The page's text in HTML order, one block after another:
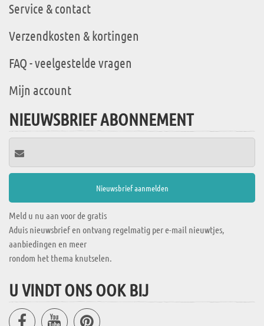
Service & contact
Verzendkosten & kortingen
FAQ - veelgestelde vragen
Mijn account
NIEUWSBRIEF ABONNEMENT
Meld u nu aan voor de gratis
Aduis nieuwsbrief en ontvang regelmatig per e-mail nieuwtjes,
aanbiedingen en meer
rondom het thema knutselen.
U VINDT ONS OOK BIJ